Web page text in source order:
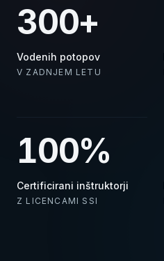
300+
Vodenih potopov
V ZADNJEM LETU
100%
Certificirani inštruktorji
Z LICENCAMI SSI